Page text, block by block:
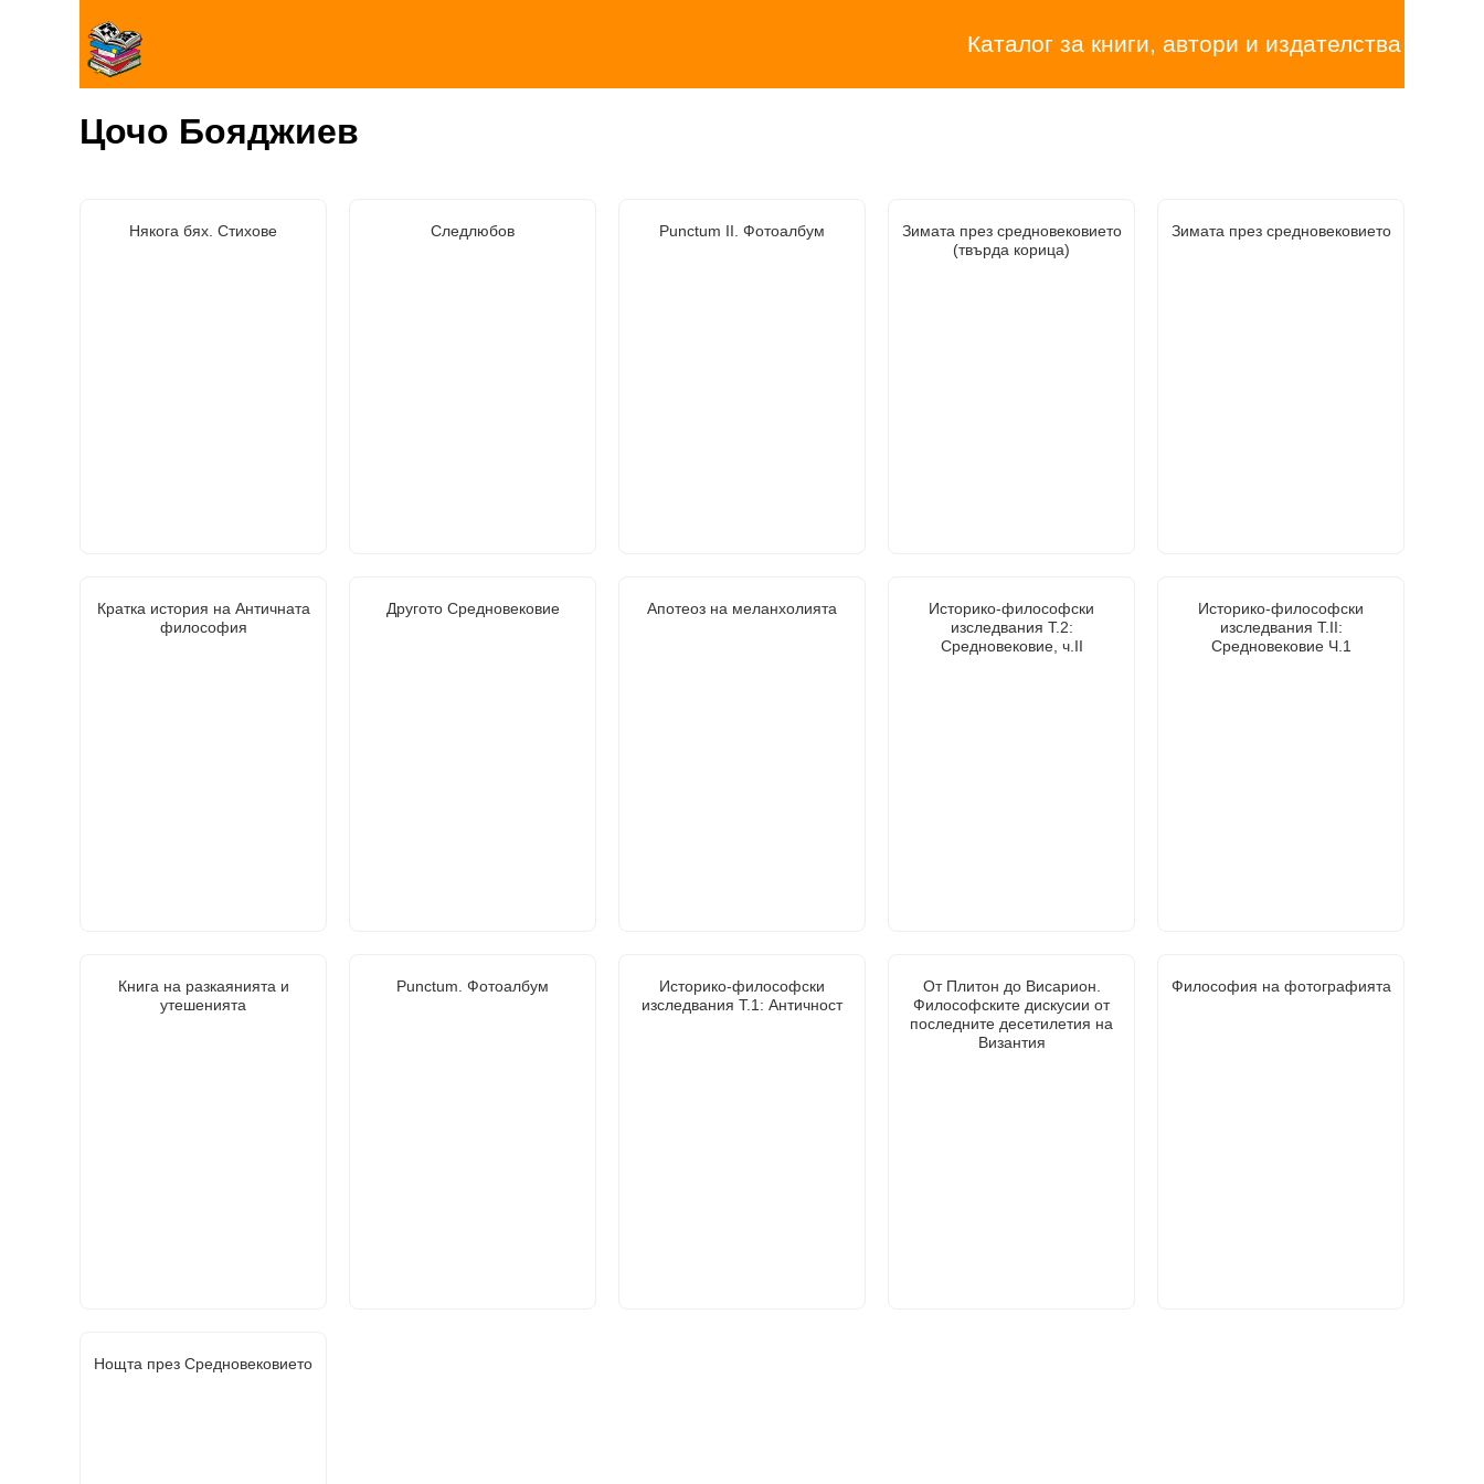
Каталог за книги, автори и издателства
Цочо Бояджиев
Някога бях. Стихове Следлюбов Punctum II. Фотоалбум
Зимата през средновековието
(твърда корица)
Зимата през средновековието
Кратка история на Античната
философия
Другото Средновековие Апотеоз на меланхолията
Историко-философски
изследвания Т.2:
Средновековие, ч.II
Историко-философски
изследвания Т.II:
Средновековие Ч.1
Книга на разкаянията и
утешенията
Punctum. Фотоалбум
Историко-философски
изследвания Т.1: Античност
От Плитон до Висарион.
Философските дискусии от
последните десетилетия на
Византия
Философия на фотографията
Нощта през Средновековието